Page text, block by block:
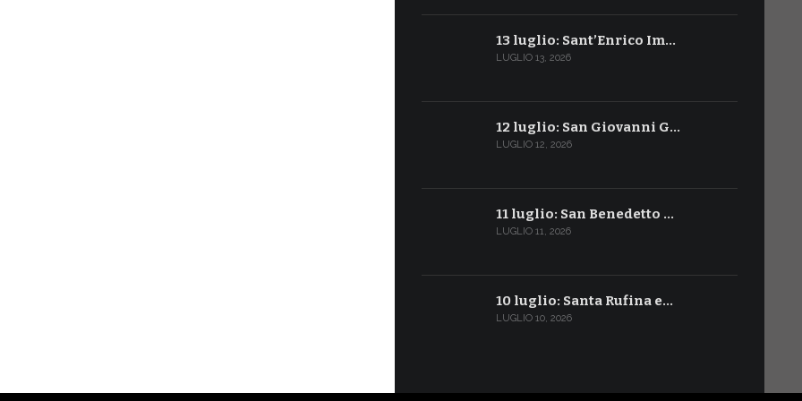
13 luglio: Sant’Enrico Im…
LUGLIO 13, 2026
12 luglio: San Giovanni G…
LUGLIO 12, 2026
11 luglio: San Benedetto …
LUGLIO 11, 2026
10 luglio: Santa Rufina e…
LUGLIO 10, 2026